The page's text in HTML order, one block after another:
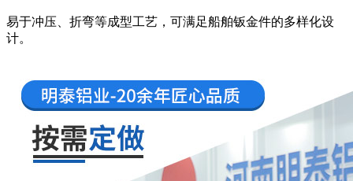
易于冲压、折弯等成型工艺，可满足船舶钣金件的多样化设
计。